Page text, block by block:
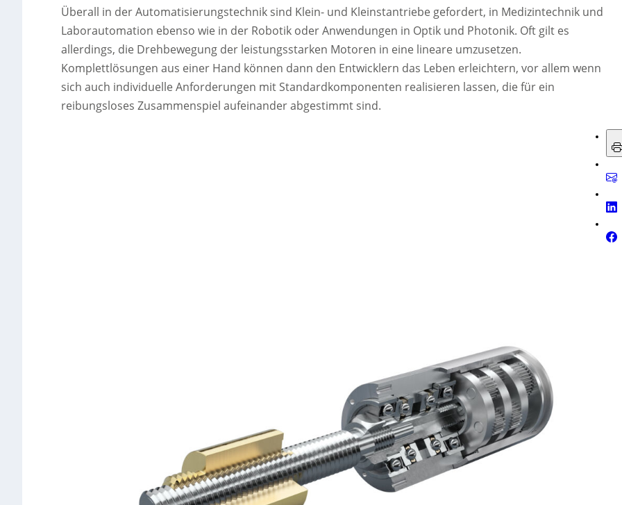
Überall in der Automatisierungstechnik sind Klein- und Kleinstantriebe gefordert, in Medizintechnik und
Laborautomation ebenso wie in der Robotik oder Anwendungen in Optik und Photonik. Oft gilt es
allerdings, die Drehbewegung der leistungsstarken Motoren in eine lineare umzusetzen.
Komplettlösungen aus einer Hand können dann den Entwicklern das Leben erleichtern, vor allem wenn
sich auch individuelle Anforderungen mit Standardkomponenten realisieren lassen, die für ein
reibungsloses Zusammenspiel aufeinander abgestimmt sind.